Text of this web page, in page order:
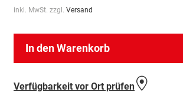
inkl. MwSt. zzgl. Versand
In den Warenkorb
Verfügbarkeit vor Ort prüfen